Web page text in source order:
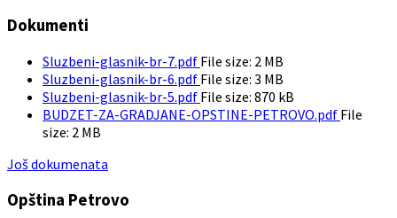
Dokumenti
Sluzbeni-glasnik-br-7.pdf File size: 2 MB
Sluzbeni-glasnik-br-6.pdf File size: 3 MB
Sluzbeni-glasnik-br-5.pdf File size: 870 kB
BUDZET-ZA-GRADJANE-OPSTINE-PETROVO.pdf File
size: 2 MB
Još dokumenata
Opština Petrovo